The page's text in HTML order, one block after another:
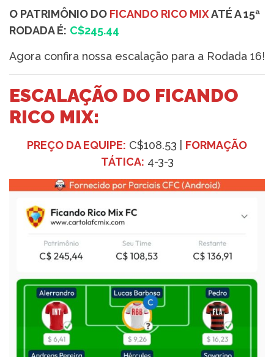
O PATRIMÔNIO DO FICANDO RICO MIXATÉ A 15ª
RODADA É: C$245.44
Agora confira nossa escalação para a Rodada 16!
ESCALAÇÃO DO FICANDO
RICO MIX:
PREÇO DA EQUIPE: C$108.53 | FORMAÇÃO
TÁTICA: 4-3-3